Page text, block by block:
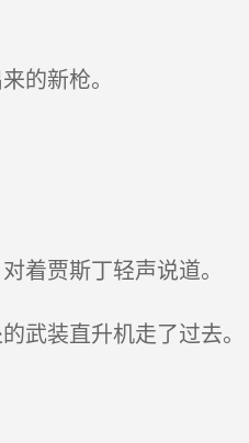
的新枪。
着贾斯丁轻声说道。
武装直升机走了过去。